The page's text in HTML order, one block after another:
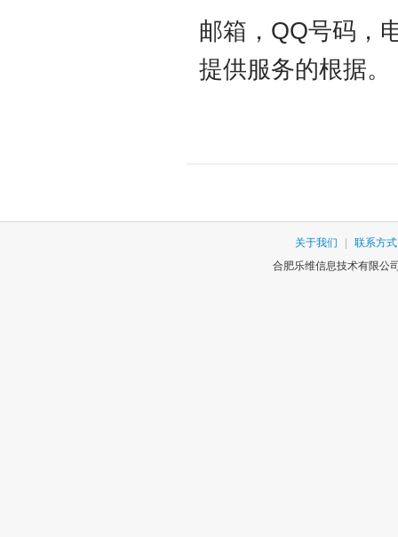
邮箱，QQ号码，
提供服务的根据。
关于我们
联系方式
合肥乐维信息技术有限公